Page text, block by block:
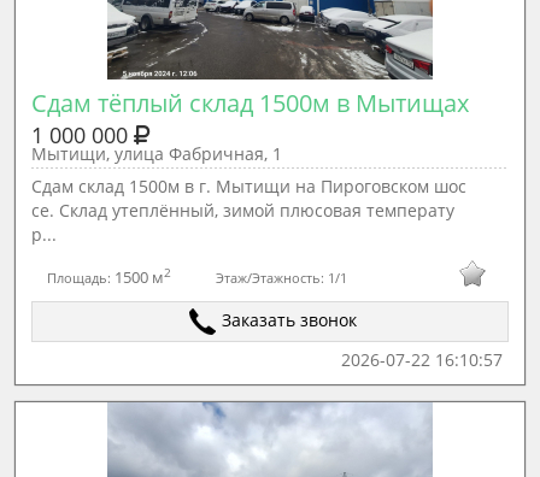
Сдам тёплый склад 1500м в Мытищах
1 000 000
Мытищи, улица Фабричная, 1
Сдам склад 1500м в г. Мытищи на Пироговском шос
се. Склад утеплённый, зимой плюсовая температу
р...
Площадь: 1500 м2 Этаж/Этажность: 1/1
Заказать звонок
2026-07-22 16:10:57